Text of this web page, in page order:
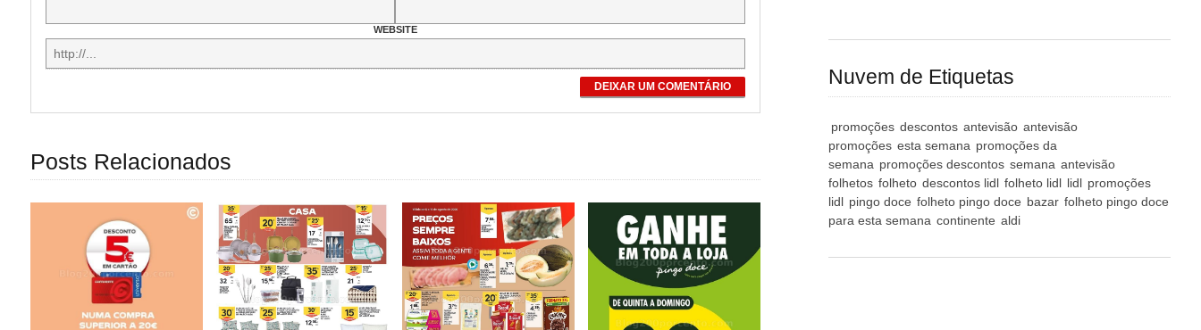
WEBSITE
DEIXAR UM COMENTÁRIO
Posts Relacionados
Nuvem de Etiquetas
promoções descontos antevisão antevisão
promoções esta semana promoções da
semana promoções descontos semana antevisão
folhetos folheto descontos lidl folheto lidl lidl promoções
lidl pingo doce folheto pingo doce bazar folheto pingo doce
para esta semana continente aldi